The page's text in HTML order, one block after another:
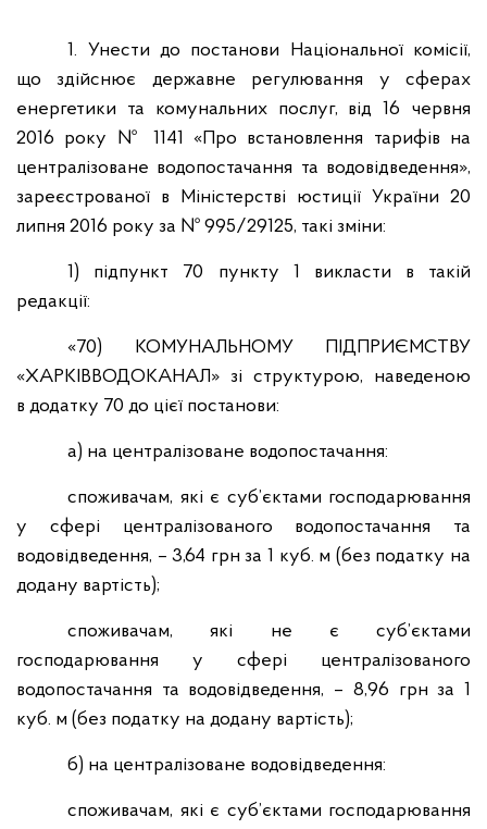
1. Унести до постанови Національної комісії,
що здійснює державне регулювання у сферах
енергетики та комунальних послуг, від 16 червня
2016 року № 1141 «Про встановлення тарифів на
централізоване водопостачання та водовідведення»,
зареєстрованої в Міністерстві юстиції України 20
липня 2016 року за № 995/29125, такі зміни:
1) підпункт 70 пункту 1 викласти в такій
редакції:
«70) КОМУНАЛЬНОМУ ПІДПРИЄМСТВУ
«ХАРКІВВОДОКАНАЛ» зі структурою, наведеною
в додатку 70 до цієї постанови:
а) на централізоване водопостачання:
споживачам, які є суб’єктами господарювання
у сфері централізованого водопостачання та
водовідведення, – 3,64 грн за 1 куб. м (без податку на
додану вартість);
споживачам, які не є суб’єктами
господарювання у сфері централізованого
водопостачання та водовідведення, – 8,96 грн за 1
куб. м (без податку на додану вартість);
б) на централізоване водовідведення:
споживачам, які є суб’єктами господарювання